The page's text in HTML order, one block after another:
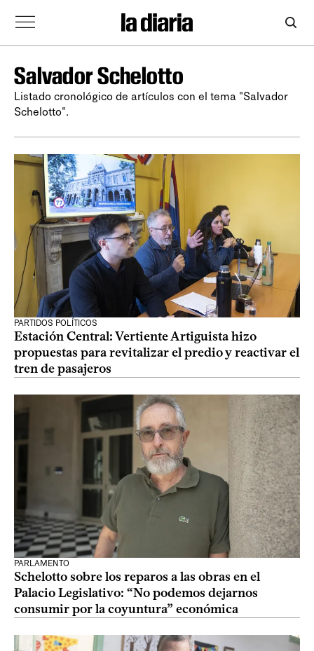
Salvador Schelotto
Listado cronológico de artículos con el tema "Salvador
Schelotto".
PARTIDOS POLÍTICOS
Estación Central: Vertiente Artiguista hizo
propuestas para revitalizar el predio y reactivar el
tren de pasajeros
PARLAMENTO
Schelotto sobre los reparos a las obras en el
Palacio Legislativo: “No podemos dejarnos
consumir por la coyuntura” económica